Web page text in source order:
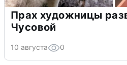
Прах художницы
Чусовой
10 августа 0